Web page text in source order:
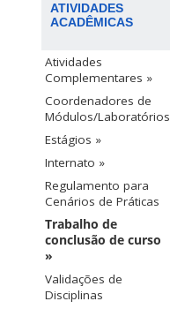
ATIVIDADES
ACADÊMICAS
Atividades
Complementares »
Coordenadores de
Módulos/Laboratórios
Estágios »
Internato »
Regulamento para
Cenários de Práticas
Trabalho de
conclusão de curso
»
Validações de
Disciplinas